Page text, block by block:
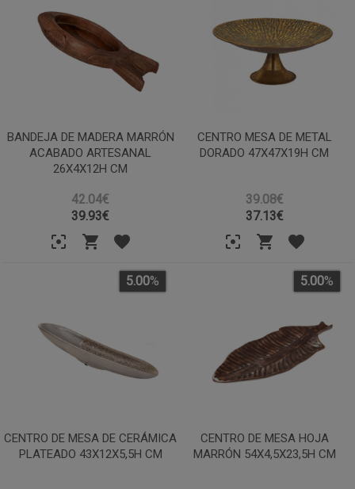
BANDEJA DE MADERA MARRÓN
ACABADO ARTESANAL
26X4X12H CM
42.04€
39.93€
CENTRO MESA DE METAL
DORADO 47X47X19H CM
39.08€
37.13€
CENTRO DE MESA DE CERÁMICA
PLATEADO 43X12X5,5H CM
5.00%
CENTRO DE MESA HOJA
MARRÓN 54X4,5X23,5H CM
5.00%